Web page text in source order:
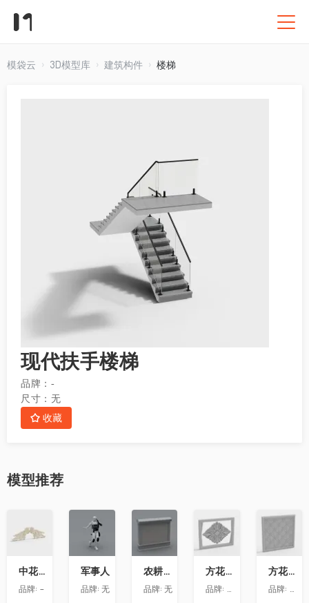
模袋云 3D模型库 建筑构件 楼梯
现代扶手楼梯
品牌： -
尺寸： 无
收藏
模型推荐
藏
中花-12
品牌: -
收
藏
军事人
品牌:无
收
农耕文化墙
品牌: 无
收
藏
方花-020
品牌:
精品材质
收
方花-055
品牌:
精品